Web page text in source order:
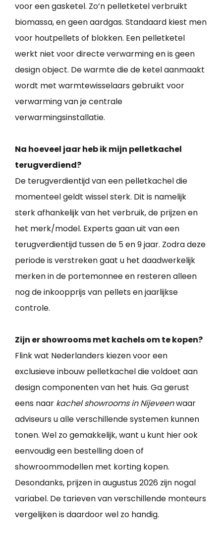
voor een gasketel. Zo’n pelletketel verbruikt
biomassa, en geen aardgas. Standaard kiest men
voor houtpellets of blokken. Een pelletketel
werkt niet voor directe verwarming en is geen
design object. De warmte die de ketel aanmaakt
wordt met warmtewisselaars gebruikt voor
verwarming van je centrale
verwarmingsinstallatie.
Na hoeveel jaar heb ik mijn pelletkachel
terugverdiend?
De terugverdientijd van een pelletkachel die
momenteel geldt wissel sterk. Dit is namelijk
sterk afhankelijk van het verbruik, de prijzen en
het merk/model. Experts gaan uit van een
terugverdientijd tussen de 5 en 9 jaar. Zodra deze
periode is verstreken gaat u het daadwerkelijk
merken in de portemonnee en resteren alleen
nog de inkoopprijs van pellets en jaarlijkse
controle.
Zijn er showrooms met kachels om te kopen?
Flink wat Nederlanders kiezen voor een
exclusieve inbouw pelletkachel die voldoet aan
design componenten van het huis. Ga gerust
eens naar kachel showrooms in Nijeveenwaar
adviseurs u alle verschillende systemen kunnen
tonen. Wel zo gemakkelijk, want u kunt hier ook
eenvoudig een bestelling doen of
showroommodellen met korting kopen.
Desondanks, prijzen in augustus 2026 zijn nogal
variabel. De tarieven van verschillende monteurs
vergelijken is daardoor wel zo handig.